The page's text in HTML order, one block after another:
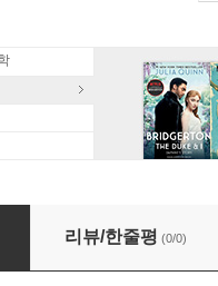
Of Investing Money:
리뷰/한줄평 (0/0)